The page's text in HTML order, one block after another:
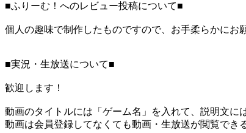
■ふりーむ！へのレビュー投稿について■
個人の趣味で制作したものですので、お手柔らかにお
■実況・生放送について■
歓迎します！
動画のタイトルには「ゲーム名」を入れて、説明文に
動画は会員登録してなくても動画・生放送が閲覧でき